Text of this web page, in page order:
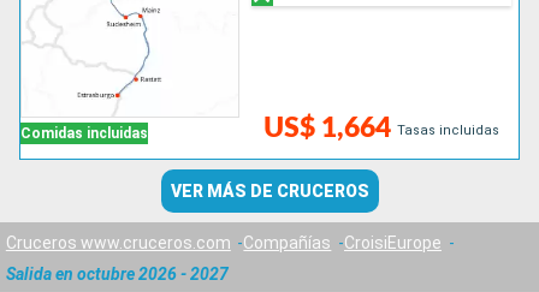
Comidas incluidas US$ 1,664 Tasas incluidas
VER MÁS DE CRUCEROS
Cruceros www.cruceros.com Compañías
CroisiEurope
Salida en octubre 2026 - 2027